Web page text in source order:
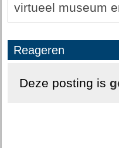
virtueel museum
Reageren
Deze posting is